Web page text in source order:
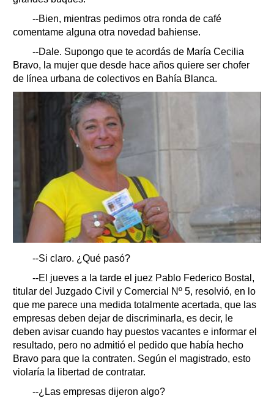
--Bien, mientras pedimos otra ronda de café
comentame alguna otra novedad bahiense.
--Dale. Supongo que te acordás de María Cecilia
Bravo, la mujer que desde hace años quiere ser chofer
de línea urbana de colectivos en Bahía Blanca.
--Si claro. ¿Qué pasó?
--El jueves a la tarde el juez Pablo Federico Bostal,
titular del Juzgado Civil y Comercial Nº 5, resolvió, en lo
que me parece una medida totalmente acertada, que las
empresas deben dejar de discriminarla, es decir, le
deben avisar cuando hay puestos vacantes e informar el
resultado, pero no admitió el pedido que había hecho
Bravo para que la contraten. Según el magistrado, esto
violaría la libertad de contratar.
--¿Las empresas dijeron algo?